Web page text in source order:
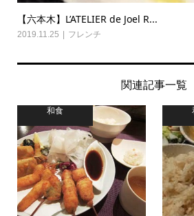
【六本木】L’ATELIER de Joel R...
2019.11.25 フレンチ
関連記事一覧
和食